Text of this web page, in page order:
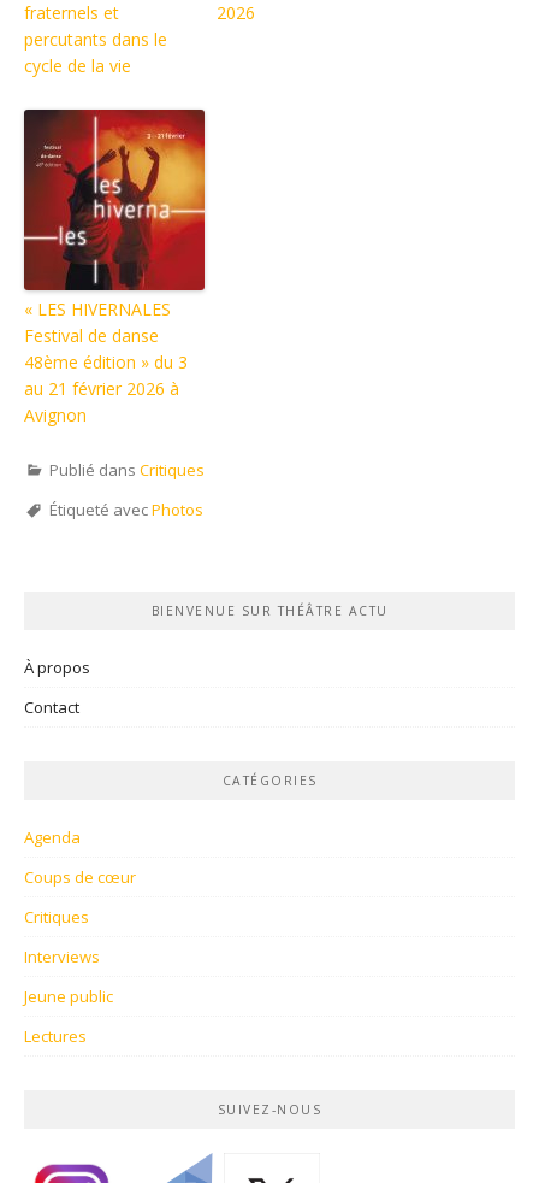
fraternels et
percutants dans le
cycle de la vie
2026
« LES HIVERNALES
Festival de danse
48ème édition » du 3
au 21 février 2026 à
Avignon
Publié dans Critiques
Étiqueté avecPhotos
BIENVENUE SUR THÉÂTRE ACTU
À propos
Contact
CATÉGORIES
Agenda
Coups de cœur
Critiques
Interviews
Jeune public
Lectures
SUIVEZ-NOUS